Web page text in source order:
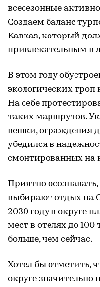
всесезонные
Создаем баланс
Кавказ, который
привлекательным в
В этом году
экологических троп
На себе
таких маршрутов.
вешки, ограждения
убедился в
смонтированных на
Приятно
выбирают отдых на
2030 году в округе
мест в отелях до 100
больше, чем сейчас.
Хотел бы отметить,
округе значительно